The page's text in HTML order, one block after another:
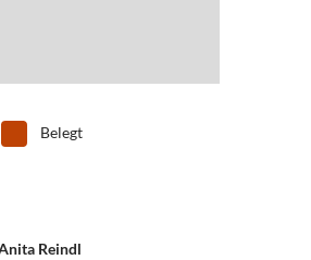
Belegt
Reindl